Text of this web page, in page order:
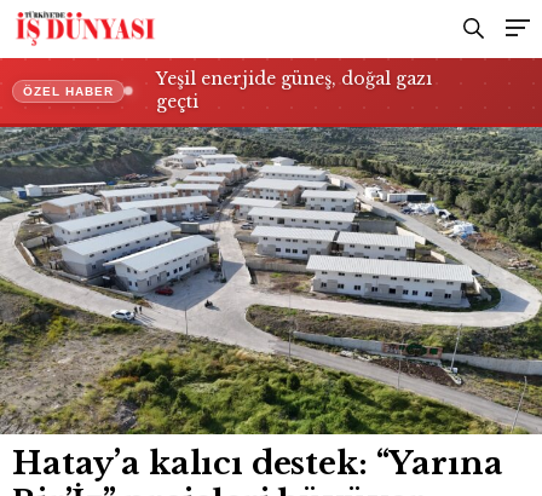
ÖZEL HABER
Yeşil enerjide güneş, doğal gazı
geçti
Hatay’a kalıcı destek: “Yarına